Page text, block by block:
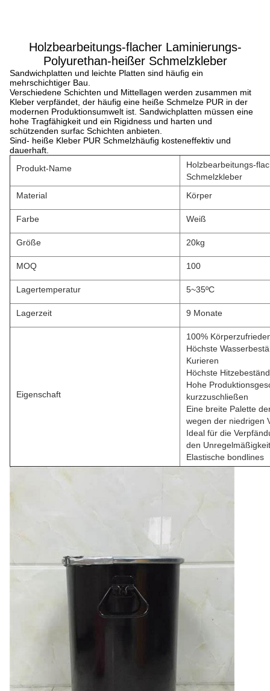
Holzbearbeitungs-flacher Laminierungs-
Polyurethan-heißer Schmelzkleber
Sandwichplatten und leichte Platten sind häufig ein
mehrschichtiger Bau.
Verschiedene Schichten und Mittellagen werden zusammen mit
Kleber verpfändet, der häufig eine heiße Schmelze PUR in der
modernen Produktionsumwelt ist. Sandwichplatten müssen eine
hohe Tragfähigkeit und ein Rigidness und harten und
schützenden surfac Schichten anbieten.
Sind- heiße Kleber PUR Schmelzhäufig kosteneffektiv und
dauerhaft.
Produkt-Name
Holzbearbeitungs-
Schmelzkleber
Material
Körper
Farbe Weiß
Größe 20kg
MOQ 100
Lagertemperatur 5~35ºC
Lagerzeit 9 Monate
Eigenschaft
100%
Höchste
Kurieren
Höchste
Hohe
kurzzuschließen
Eine breite Palette
wegen der niedrigen
Ideal für die
den
Elastische bondlines